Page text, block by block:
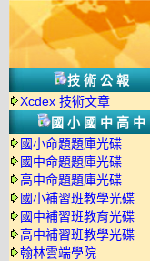
技術公報
Xcdex 技術文章
國小國中高中
國小命題題庫光碟
國中命題題庫光碟
高中命題題庫光碟
國小補習班教學光碟
國中補習班教育光碟
高中補習班教學光碟
翰林雲端學院